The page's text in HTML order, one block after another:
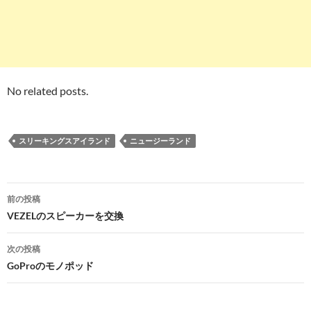
No related posts.
スリーキングスアイランド ニュージーランド
投
稿
ナ
ビ
ゲ
前の投稿
VEZELのスピーカーを交換
次の投稿
GoProのモノポッド